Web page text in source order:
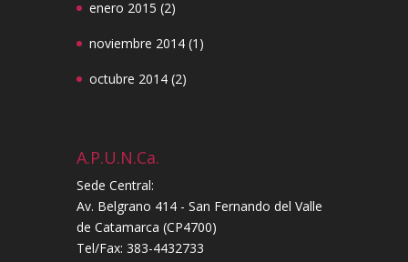
enero 2015 (2)
noviembre 2014 (1)
octubre 2014 (2)
A.P.U.N.Ca.
Sede Central:
Av. Belgrano 414 - San Fernando del Valle
de Catamarca (CP4700)
Tel/Fax: 383-4432733